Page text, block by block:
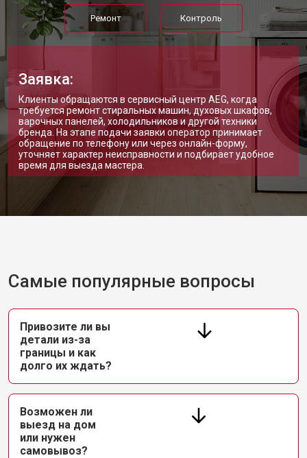
Ремонт Контроль
Заявка:
Клиенты обращаются в сервисный центр AEG, когда
требуется ремонт стиральных машин, духовых шкафов,
варочных панелей, холодильников и другой техники
бренда. На этапе подачи заявки оператор принимает
обращение по телефону или через онлайн-форму,
уточняет характер неисправности и подбирает удобное
время для выезда мастера.
Самые популярные вопросы
Привозите ли вы
детали из-за
границы и как
долго их ждать?
Возможен ли
выезд на дом
или нужен
самовывоз?